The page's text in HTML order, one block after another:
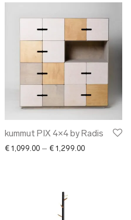
kummut PIX 4×4 by Radis
€ 1,099.00 – € 1,299.00Price range: